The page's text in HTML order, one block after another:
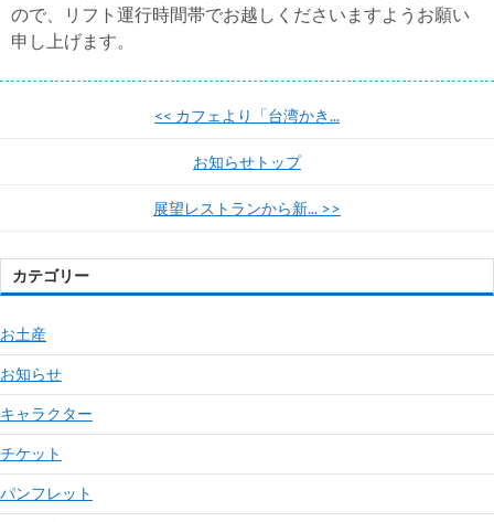
ので、リフト運行時間帯でお越しくださいますようお願い
申し上げます。
<< カフェより「台湾かき...
お知らせトップ
展望レストランから新... >>
カテゴリー
お土産
お知らせ
キャラクター
チケット
パンフレット